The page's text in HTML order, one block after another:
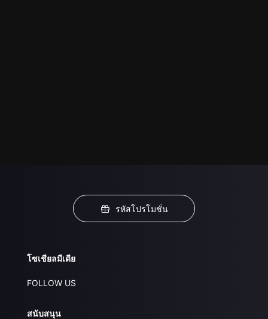
รหัสโปรโมชั่น
โซเชียลมีเดีย
FOLLOW US
สนับสนุน